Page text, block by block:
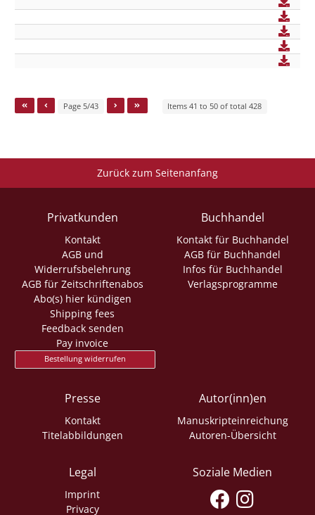
Page 5/43 Items 41 to 50 of total 428
Zurück zum Seitenanfang
Privatkunden
Kontakt
AGB und
Widerrufsbelehrung
AGB für Zeitschriftenabos
Abo(s) hier kündigen
Shipping fees
Feedback senden
Pay invoice
Bestellung widerrufen
Buchhandel
Kontakt für Buchhandel
AGB für Buchhandel
Infos für Buchhandel
Verlagsprogramme
Presse
Kontakt
Titelabbildungen
Autor(inn)en
Manuskripteinreichung
Autoren-Übersicht
Legal
Imprint
Privacy
Soziale Medien